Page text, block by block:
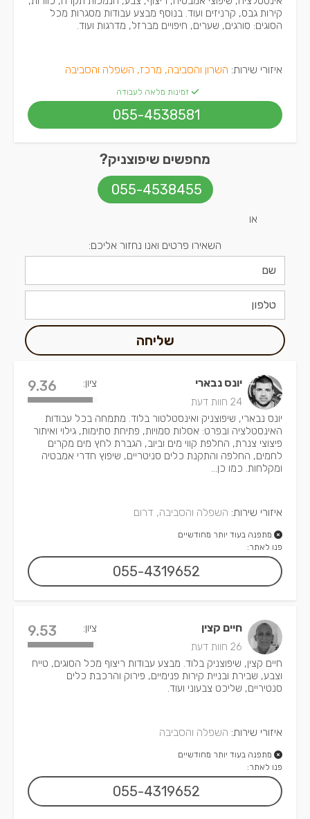
קירות גבס, קרניזים ועוד. בנוסף מבצע עבודות מסגרות מכל
הסוגים: סורגים, שערים, חיפויים מברזל, מדרגות ועוד.
איזורי שירות: השרון והסביבה, מרכז, השפלה והסביבה
זמינות מלאה לעבודה
055-4538581
מחפשים שיפוצניק?
055-4538455
או
השאירו פרטים ואנו נחזור אליכם:
שליחה
יונס נבארי
24 חוות דעת
ציון: 9.36
יונס נבארי, שיפוצניק ואינסטלטור בלוד. מתמחה בכל עבודות
האינסטלציה ובפרט: אסלות סמויות, פתיחת סתימות, גילוי ואיתור
פיצוצי צנרת, החלפת קווי מים וביוב, הגברת לחץ מים מקרים
לחמים, החלפה והתקנת כלים סניטריים, שיפוץ חדרי אמבטיה
ומקלחות. כמו כן...
איזורי שירות: השפלה והסביבה, דרום
מתפנה בעוד יותר מחודשיים
פנו לאתר:
055-4319652
חיים קצין
26 חוות דעת
ציון: 9.53
חיים קצין, שיפוצניק בלוד. מבצע עבודות ריצוף מכל הסוגים, טייח
וצבע, שבירת ובניית קירות פנימיים, פירוק והרכבת כלים
סנטיריים, שליכט צבעוני ועוד.
איזורי שירות: השפלה והסביבה
מתפנה בעוד יותר מחודשיים
פנו לאתר:
055-4319652